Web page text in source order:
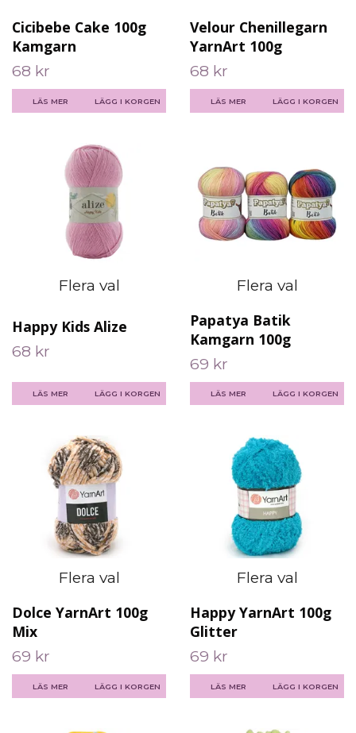
Cicibebe Cake 100g
Kamgarn
68 kr
LÄS MER LÄGG I KORGEN
Velour Chenillegarn
YarnArt 100g
68 kr
LÄS MER LÄGG I KORGEN
Flera val
Happy Kids Alize
68 kr
LÄS MER LÄGG I KORGEN
Flera val
Papatya Batik
Kamgarn 100g
69 kr
LÄS MER LÄGG I KORGEN
Flera val
Dolce YarnArt 100g
Mix
69 kr
LÄS MER LÄGG I KORGEN
Flera val
Happy YarnArt 100g
Glitter
69 kr
LÄS MER LÄGG I KORGEN